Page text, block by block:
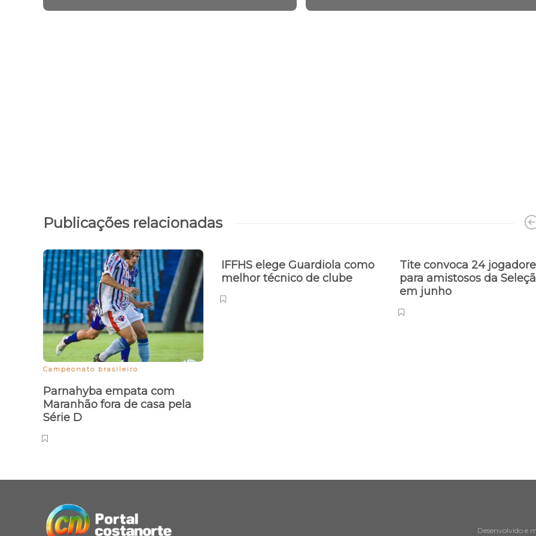
Publicações relacionadas
Campeonato brasileiro
Parnahyba empata com
Maranhão fora de casa pela
Série D
IFFHS elege Guardiola como
melhor técnico de clube
Tite convoca 24
para amistosos da
em junho
Desenvolvido e